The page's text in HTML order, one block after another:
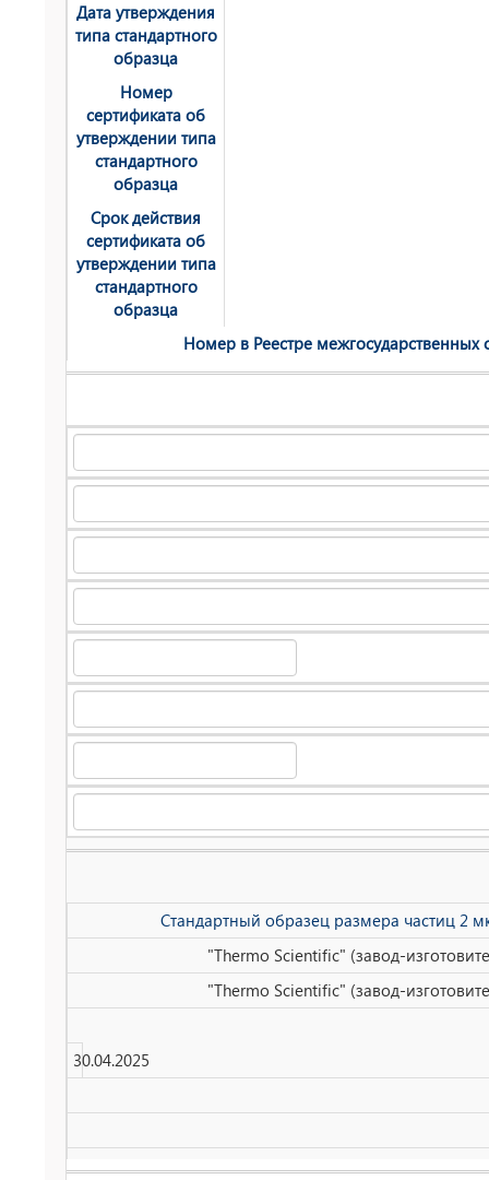
Дата утверждения
типа стандартного
образца
Номер
сертификата об
утверждении типа
стандартного
образца
Срок действия
сертификата об
утверждении типа
стандартного
образца
Номер в Реестре мeжгосударственных
Стандартный образец размера частиц 2
"Thermo Scientific" (завод-
"Thermo Scientific" (завод-
30.04.2025